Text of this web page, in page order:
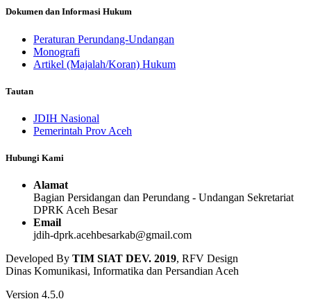
Dokumen dan Informasi Hukum
Peraturan Perundang-Undangan
Monografi
Artikel (Majalah/Koran) Hukum
Tautan
JDIH Nasional
Pemerintah Prov Aceh
Hubungi Kami
Alamat
Bagian Persidangan dan Perundang - Undangan Sekretariat
DPRK Aceh Besar
Email
jdih-dprk.acehbesarkab@gmail.com
Developed By TIM SIAT DEV. 2019, RFV Design
Dinas Komunikasi, Informatika dan Persandian Aceh
Version 4.5.0